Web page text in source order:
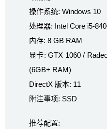
操作系统: Windows 10
处理器: Intel Core i5-
内存: 8 GB RAM
显卡: GTX 1060 /
(6GB+ RAM)
DirectX 版本: 11
附注事项: SSD
推荐配置: